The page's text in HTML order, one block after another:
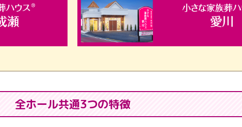
全ホール共通3つの特徴